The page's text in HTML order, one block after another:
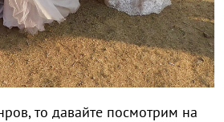
то давайте посмотрим на